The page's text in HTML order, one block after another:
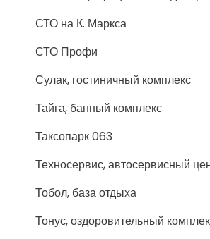
СТО на К. Маркса
СТО Профи
Сулак, гостиничный комплекс
Тайга, банный комплекс
Таксопарк 063
Техносервис, автосервисный
Тобол, база отдыха
Тонус, оздоровительный